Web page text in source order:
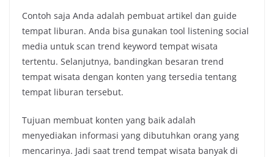
Contoh saja Anda adalah pembuat artikel dan guide
tempat liburan. Anda bisa gunakan tool listening social
media untuk scan trend keyword tempat wisata
tertentu. Selanjutnya, bandingkan besaran trend
tempat wisata dengan konten yang tersedia tentang
tempat liburan tersebut.
Tujuan membuat konten yang baik adalah
menyediakan informasi yang dibutuhkan orang yang
mencarinya. Jadi saat trend tempat wisata banyak di